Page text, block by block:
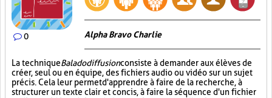
0 Alpha Bravo Charlie
La techniqueBaladodiffusionconsiste à demander aux élèves de
créer, seul ou en équipe, des fichiers audio ou vidéo sur un sujet
précis. Cela leur permet d'apprendre à faire de la recherche, à
structurer un texte clair et concis, à faire la séquence d'un fichier